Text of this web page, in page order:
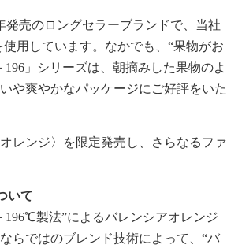
発売のロングセラーブランドで、当社
用しています。なかでも、“果物がお
196」シリーズは、朝摘みした果物のよ
や爽やかなパッケージにご好評をいた
レンジ〉を限定発売し、さらなるファ
いて
196℃製法”によるバレンシアオレンジ
らではのブレンド技術によって、“バ